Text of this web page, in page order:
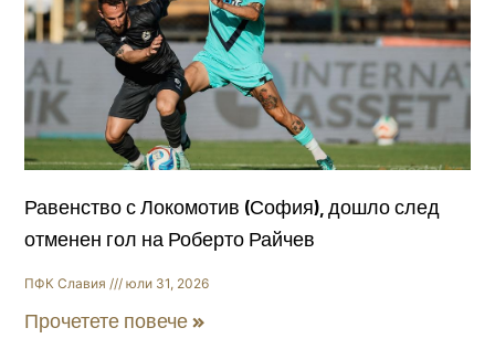
Равенство с Локомотив (София), дошло след
отменен гол на Роберто Райчев
ПФК Славия юли 31, 2026
Прочетете повече »